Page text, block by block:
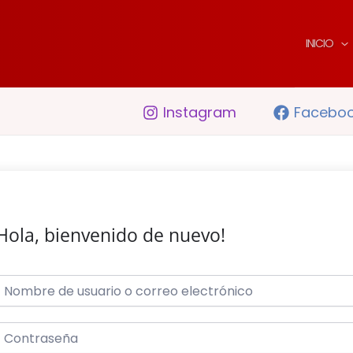
INICIO
Instagram
bienvenido de nuevo!